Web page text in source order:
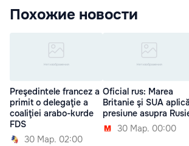
Похожие новости
Preşedintele francez a
primit o delegaţie a
coaliţiei arabo-kurde
FDS
30 Мар. 02:00
Oficial rus: Marea
Britanie şi SUA aplică
presiune asupra
30 Мар. 00:00